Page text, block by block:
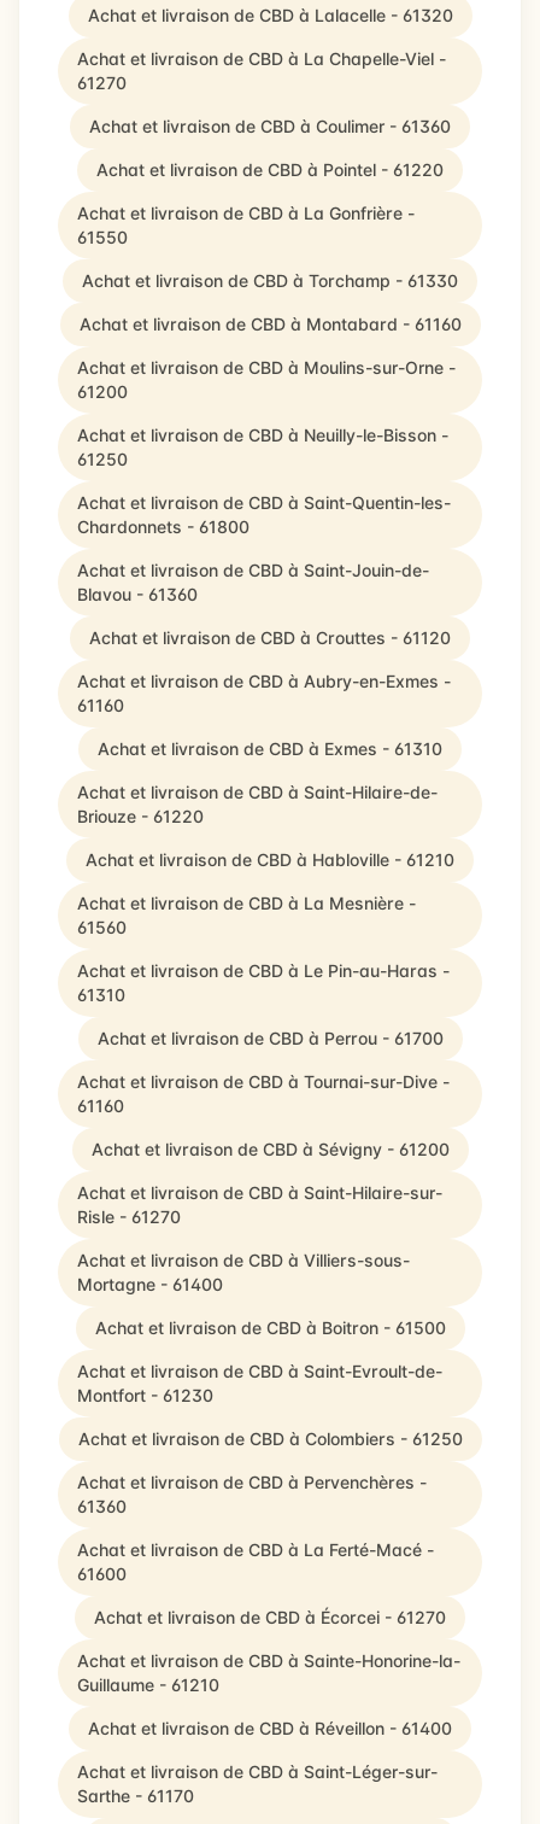
Achat et livraison de CBD à Lalacelle - 61320
Achat et livraison de CBD à La Chapelle-Viel -
61270
Achat et livraison de CBD à Coulimer - 61360
Achat et livraison de CBD à Pointel - 61220
Achat et livraison de CBD à La Gonfrière -
61550
Achat et livraison de CBD à Torchamp - 61330
Achat et livraison de CBD à Montabard - 61160
Achat et livraison de CBD à Moulins-sur-Orne -
61200
Achat et livraison de CBD à Neuilly-le-Bisson -
61250
Achat et livraison de CBD à Saint-Quentin-les-
Chardonnets - 61800
Achat et livraison de CBD à Saint-Jouin-de-
Blavou - 61360
Achat et livraison de CBD à Crouttes - 61120
Achat et livraison de CBD à Aubry-en-Exmes -
61160
Achat et livraison de CBD à Exmes - 61310
Achat et livraison de CBD à Saint-Hilaire-de-
Briouze - 61220
Achat et livraison de CBD à Habloville - 61210
Achat et livraison de CBD à La Mesnière -
61560
Achat et livraison de CBD à Le Pin-au-Haras -
61310
Achat et livraison de CBD à Perrou - 61700
Achat et livraison de CBD à Tournai-sur-Dive -
61160
Achat et livraison de CBD à Sévigny - 61200
Achat et livraison de CBD à Saint-Hilaire-sur-
Risle - 61270
Achat et livraison de CBD à Villiers-sous-
Mortagne - 61400
Achat et livraison de CBD à Boitron - 61500
Achat et livraison de CBD à Saint-Evroult-de-
Montfort - 61230
Achat et livraison de CBD à Colombiers - 61250
Achat et livraison de CBD à Pervenchères -
61360
Achat et livraison de CBD à La Ferté-Macé -
61600
Achat et livraison de CBD à Écorcei - 61270
Achat et livraison de CBD à Sainte-Honorine-la-
Guillaume - 61210
Achat et livraison de CBD à Réveillon - 61400
Achat et livraison de CBD à Saint-Léger-sur-
Sarthe - 61170